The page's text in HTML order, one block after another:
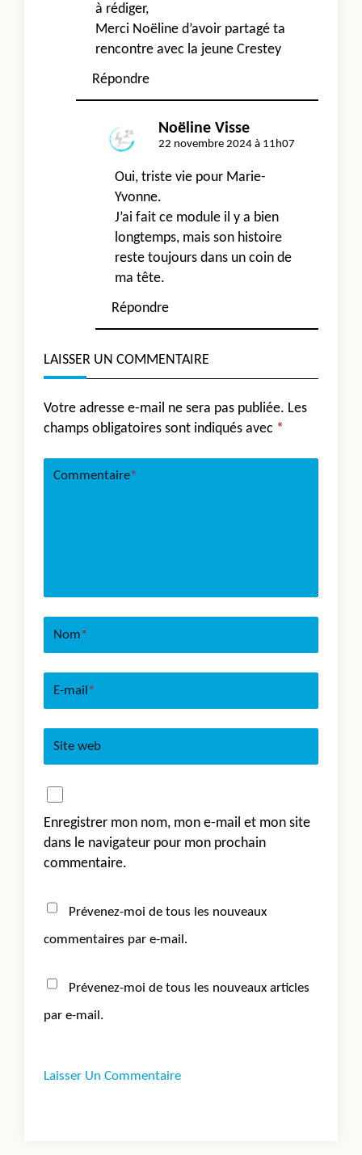
à rédiger,
Merci Noëline d’avoir partagé ta
rencontre avec la jeune Crestey
Répondre
Noëline Visse
22 novembre 2024 à 11h07
Oui, triste vie pour Marie-
Yvonne.
J’ai fait ce module il y a bien
longtemps, mais son histoire
reste toujours dans un coin de
ma tête.
Répondre
LAISSER UN COMMENTAIRE
Votre adresse e-mail ne sera pas publiée. Les
champs obligatoires sont indiqués avec *
Commentaire*
Nom*
E-mail *
Site web
Enregistrer mon nom, mon e-mail et mon site
dans le navigateur pour mon prochain
commentaire.
Prévenez-moi de tous les nouveaux
commentaires par e-mail.
Prévenez-moi de tous les nouveaux articles
par e-mail.